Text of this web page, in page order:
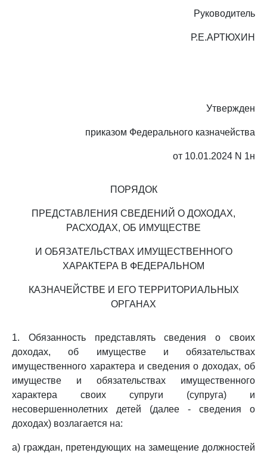
Руководитель
Р.Е.АРТЮХИН
Утвержден
приказом Федерального казначейства
от 10.01.2024 N 1н
ПОРЯДОК
ПРЕДСТАВЛЕНИЯ СВЕДЕНИЙ О ДОХОДАХ,
РАСХОДАХ, ОБ ИМУЩЕСТВЕ
И ОБЯЗАТЕЛЬСТВАХ ИМУЩЕСТВЕННОГО
ХАРАКТЕРА В ФЕДЕРАЛЬНОМ
КАЗНАЧЕЙСТВЕ И ЕГО ТЕРРИТОРИАЛЬНЫХ
ОРГАНАХ
1. Обязанность представлять сведения о своих
доходах, об имуществе и обязательствах
имущественного характера и сведения о доходах, об
имуществе и обязательствах имущественного
характера своих супруги (супруга) и
несовершеннолетних детей (далее - сведения о
доходах) возлагается на:
а) граждан, претендующих на замещение должностей